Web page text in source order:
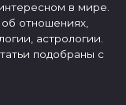
в мире.
отношениях,
астрологии.
подобраны с